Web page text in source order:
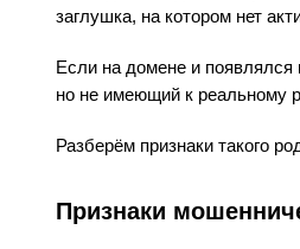
заглушка, на котором нет
Если на домене и появлялся
но не имеющий к реальному
Разберём признаки такого
Признаки